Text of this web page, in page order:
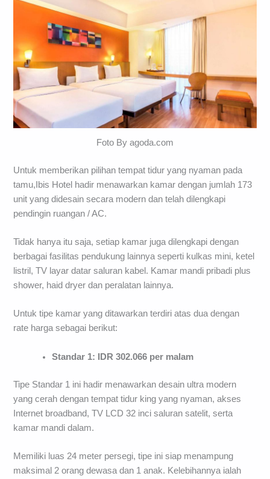
Foto By agoda.com
Untuk memberikan pilihan tempat tidur yang nyaman pada
tamu,Ibis Hotel hadir menawarkan kamar dengan jumlah 173
unit yang didesain secara modern dan telah dilengkapi
pendingin ruangan / AC.
Tidak hanya itu saja, setiap kamar juga dilengkapi dengan
berbagai fasilitas pendukung lainnya seperti kulkas mini, ketel
listril, TV layar datar saluran kabel. Kamar mandi pribadi plus
shower, haid dryer dan peralatan lainnya.
Untuk tipe kamar yang ditawarkan terdiri atas dua dengan
rate harga sebagai berikut:
Standar 1: IDR 302.066 per malam
Tipe Standar 1 ini hadir menawarkan desain ultra modern
yang cerah dengan tempat tidur king yang nyaman, akses
Internet broadband, TV LCD 32 inci saluran satelit, serta
kamar mandi dalam.
Memiliki luas 24 meter persegi, tipe ini siap menampung
maksimal 2 orang dewasa dan 1 anak. Kelebihannya ialah